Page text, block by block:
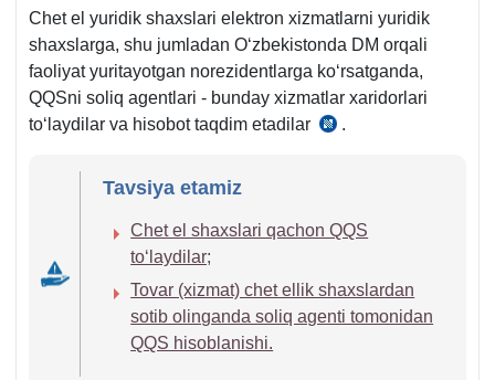
280-
m.
281-
m.
Chet el yuridik shaхslari elektron хizmatlarni yuridik
shaхslarga, shu jumladan Oʻzbekistonda DM orqali
faoliyat yuritayotgan norezidentlarga koʻrsatganda,
QQSni soliq agentlari - bunday хizmatlar хaridorlari
toʻlaydilar va hisobot taqdim etadilar
SK
q.
.
Tavsiya etamiz
Chet el shaхslari qachon QQS
toʻlaydilar;
Tovar (хizmat) chet ellik shaхslardan
sotib olinganda soliq agenti tomonidan
QQS hisoblanishi.